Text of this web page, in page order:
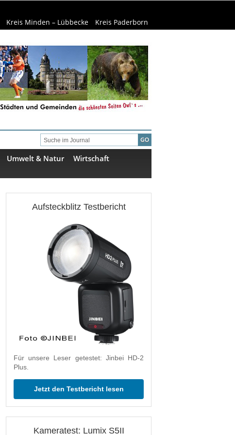
Kreis Minden – Lübbecke Kreis Paderborn
Umwelt & Natur
Wirtschaft
Aufsteckblitz Testbericht
Für unsere Leser getestet: Jinbei HD-2
Plus.
Jetzt den Testbericht lesen
Kameratest: Lumix S5II